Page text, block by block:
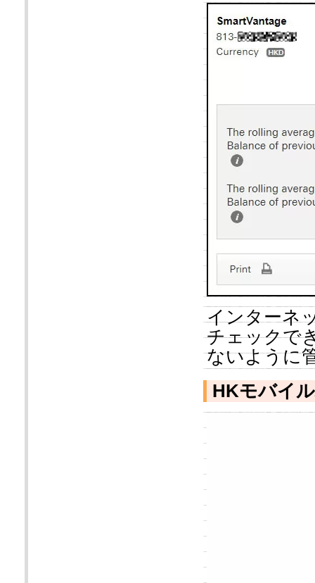
インターネ
チェックで
ないように
HKモバイ